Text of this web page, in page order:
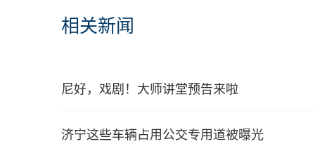
相关新闻
尼好，戏剧！大师讲堂预告来啦
济宁这些车辆占用公交专用道被曝光